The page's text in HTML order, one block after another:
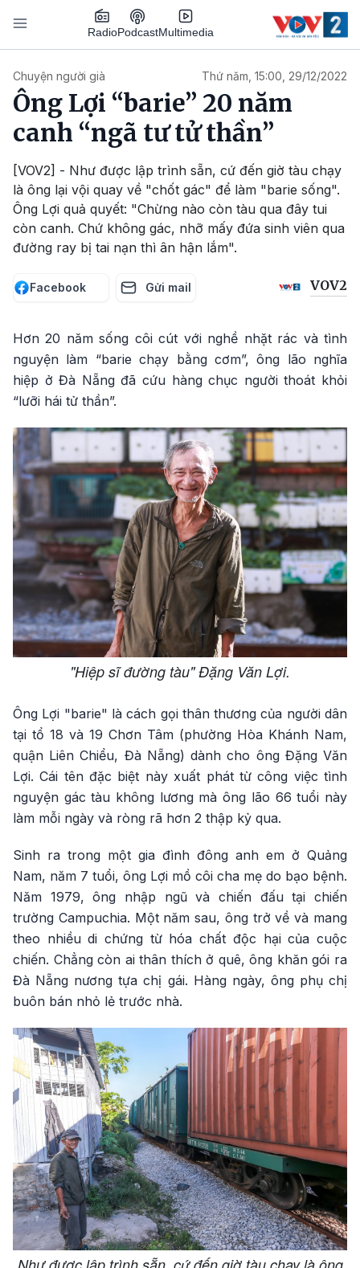
Nhảy đến nội dung
RadioPodcastMultimedia
Chuyện người già Thứ năm, 15:00, 29/12/2022
Ông Lợi “barie” 20 năm
canh “ngã tư tử thần”
[VOV2] - Như được lập trình sẵn, cứ đến giờ tàu chạy
là ông lại vội quay về "chốt gác" để làm "barie sống".
Ông Lợi quả quyết: "Chừng nào còn tàu qua đây tui
còn canh. Chứ không gác, nhỡ mấy đứa sinh viên qua
đường ray bị tai nạn thì ân hận lắm".
Facebook Gửi mail VOV2
Hơn 20 năm sống côi cút với nghề nhặt rác và tình
nguyện làm “barie chạy bằng cơm”, ông lão nghĩa
hiệp ở Đà Nẵng đã cứu hàng chục người thoát khỏi
“lưỡi hái tử thần”.
"Hiệp sĩ đường tàu" Đặng Văn Lợi.
Ông Lợi "barie" là cách gọi thân thương của người dân
tại tổ 18 và 19 Chơn Tâm (phường Hòa Khánh Nam,
quận Liên Chiểu, Đà Nẵng) dành cho ông Đặng Văn
Lợi. Cái tên đặc biệt này xuất phát từ công việc tình
nguyện gác tàu không lương mà ông lão 66 tuổi này
làm mỗi ngày và ròng rã hơn 2 thập kỷ qua.
Sinh ra trong một gia đình đông anh em ở Quảng
Nam, năm 7 tuổi, ông Lợi mồ côi cha mẹ do bạo bệnh.
Năm 1979, ông nhập ngũ và chiến đấu tại chiến
trường Campuchia. Một năm sau, ông trở về và mang
theo nhiều di chứng từ hóa chất độc hại của cuộc
chiến. Chẳng còn ai thân thích ở quê, ông khăn gói ra
Đà Nẵng nương tựa chị gái. Hàng ngày, ông phụ chị
buôn bán nhỏ lẻ trước nhà.